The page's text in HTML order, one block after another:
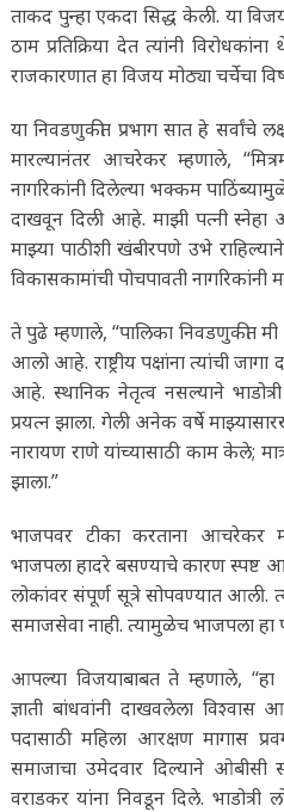
ताकद पुन्हा एकदा सिद्ध केली. या
ठाम प्रतिक्रिया देत त्यांनी
राजकारणात हा विजय मोठ्या चर्चेचा
या निवडणुकीत प्रभाग सात हे सर्वांचे
मारल्यानंतर आचरेकर म्हणाले,
नागरिकांनी दिलेल्या भक्कम
दाखवून दिली आहे. माझी पत्नी
माझ्या पाठीशी खंबीरपणे उभे
विकासकामांची पोचपावती नागरिकांनी
ते पुढे म्हणाले, “पालिका निवडणुकीत
आलो आहे. राष्ट्रीय पक्षांना त्यांची
आहे. स्थानिक नेतृत्व नसल्याने
प्रयत्न झाला. गेली अनेक वर्षे
नारायण राणे यांच्यासाठी काम केले;
झाला.”
भाजपवर टीका करताना आचरेकर
भाजपला हादरे बसण्याचे कारण स्पष्ट
लोकांवर संपूर्ण सूत्रे सोपवण्यात
समाजसेवा नाही. त्यामुळेच भाजपला हा
आपल्या विजयाबाबत ते म्हणाले, “हा
ज्ञाती बांधवांनी दाखवलेला
पदासाठी महिला आरक्षण मागास
समाजाचा उमेदवार दिल्याने
वराडकर यांना निवडून दिले.